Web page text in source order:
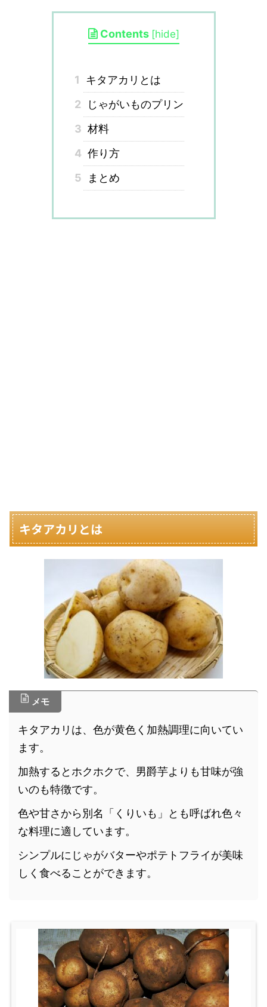
Contents [hide]
1
キタアカリとは
2
じゃがいものプリン
3 材料
4 作り方
5
まとめ
キタアカリとは
メモ
キタアカリは、色が黄色く加熱調理に向いてい
ます。
加熱するとホクホクで、男爵芋よりも甘味が強
いのも特徴です。
色や甘さから別名「くりいも」とも呼ばれ色々
な料理に適しています。
シンプルにじゃがバターやポテトフライが美味
しく食べることができます。